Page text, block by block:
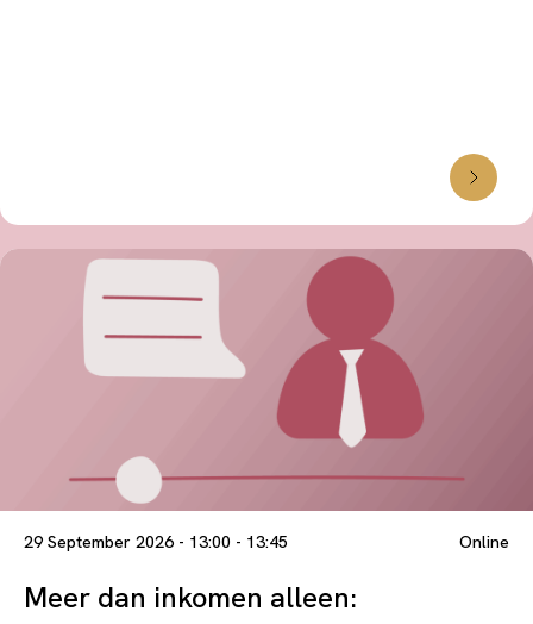
29 September 2026 - 13:00 - 13:45 Online
Meer dan inkomen alleen: